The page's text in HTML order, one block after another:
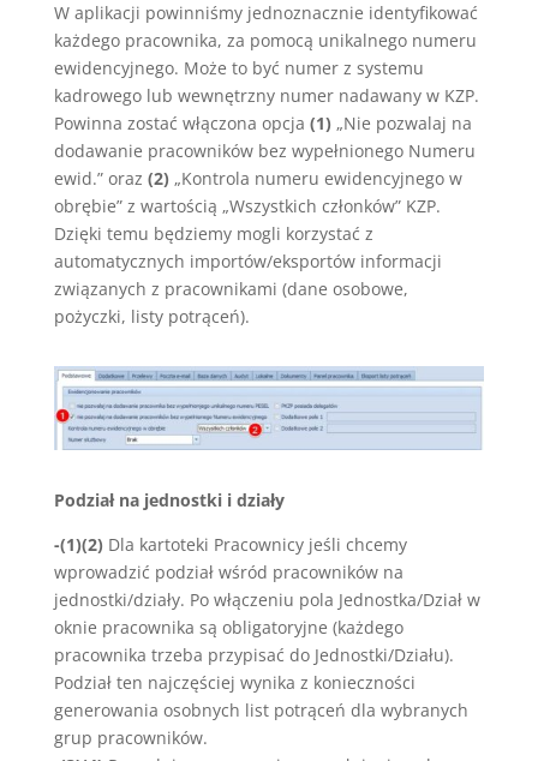
W aplikacji powinniśmy jednoznacznie identyfikować
każdego pracownika, za pomocą unikalnego numeru
ewidencyjnego. Może to być numer z systemu
kadrowego lub wewnętrzny numer nadawany w KZP.
Powinna zostać włączona opcja (1) „Nie pozwalaj na
dodawanie pracowników bez wypełnionego Numeru
ewid.” oraz (2) „Kontrola numeru ewidencyjnego w
obrębie” z wartością „Wszystkich członków” KZP.
Dzięki temu będziemy mogli korzystać z
automatycznych importów/eksportów informacji
związanych z pracownikami (dane osobowe,
pożyczki, listy potrąceń).
Podział na jednostki i działy
-(1)(2) Dla kartoteki Pracownicy jeśli chcemy
wprowadzić podział wśród pracowników na
jednostki/działy. Po włączeniu pola Jednostka/Dział w
oknie pracownika są obligatoryjne (każdego
pracownika trzeba przypisać do Jednostki/Działu).
Podział ten najczęściej wynika z konieczności
generowania osobnych list potrąceń dla wybranych
grup pracowników.